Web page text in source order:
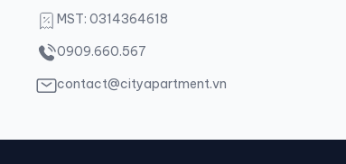
MST: 0314364618
0909.660.567
contact@cityapartment.vn